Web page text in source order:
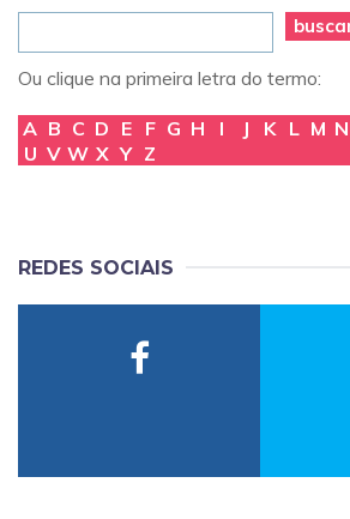
Ou clique na primeira letra do termo:
A B C D E F G H I J K L M N
U V W X Y Z
REDES SOCIAIS